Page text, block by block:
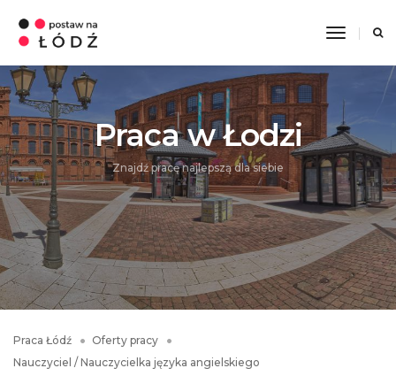
Toggle
Praca w Łodzi
Znajdź pracę najlepszą dla siebie
Praca Łódź
Oferty pracy
Nauczyciel / Nauczycielka języka angielskiego